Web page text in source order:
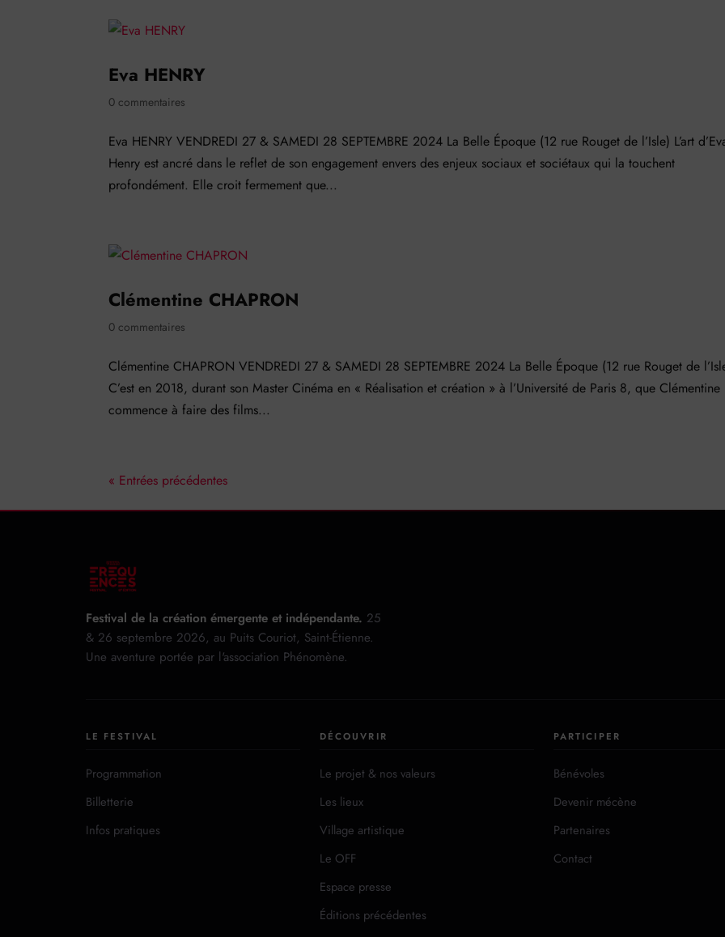
Eva HENRY
0 commentaires
Eva HENRY VENDREDI 27 & SAMEDI 28 SEPTEMBRE 2024 La Belle Époque (12 rue Rouget de l’Isle) L’art
Henry est ancré dans le reflet de son engagement envers des enjeux sociaux et sociétaux qui la touchent
profondément. Elle croit fermement que...
Clémentine CHAPRON
0 commentaires
Clémentine CHAPRON VENDREDI 27 & SAMEDI 28 SEPTEMBRE 2024 La Belle Époque (12 rue Rouget de
C’est en 2018, durant son Master Cinéma en « Réalisation et création » à l’Université de Paris 8, que Clémentine
commence à faire des films...
« Entrées précédentes
Festival de la création émergente et indépendante. 25
& 26 septembre 2026, au Puits Couriot, Saint-Étienne.
Une aventure portée par l'association Phénomène.
LE FESTIVAL
Programmation
Billetterie
Infos pratiques
DÉCOUVRIR
Le projet & nos valeurs
Les lieux
Village artistique
Le OFF
Espace presse
Éditions précédentes
PARTICIPER
Bénévoles
Devenir mécène
Partenaires
Contact